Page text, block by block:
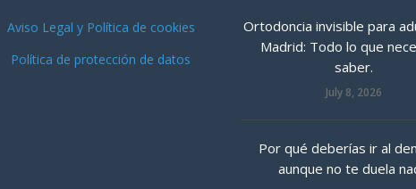
Aviso Legal y Política de cookies
Política de protección de datos
Ortodoncia invisible para
Madrid: Todo lo que
saber.
July 8, 2026
Por qué deberías ir al
aunque no te duela